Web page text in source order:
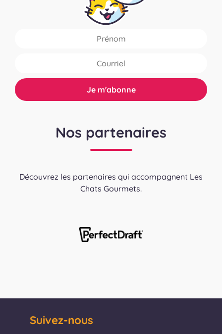
Nos partenaires
Découvrez les partenaires qui accompagnent Les
Chats Gourmets.
Suivez-nous